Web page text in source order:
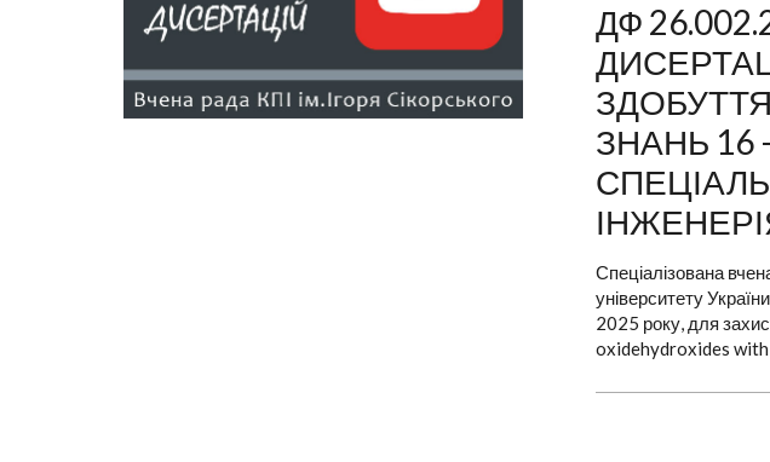
ДФ
ЗНАНЬ 16
Спеціалізована
університету
2025 року, для
oxidehydroxides with